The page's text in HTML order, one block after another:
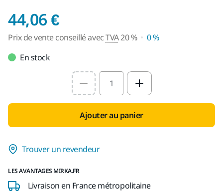
44,06 €Prix de vente
Prix de vente conseillé avecTVA20 %
0 %
En stock
Select quantity value
Ajouter au panier
Trouver un revendeur
LES AVANTAGES MIRKA.FR
Livraison en France métropolitaine